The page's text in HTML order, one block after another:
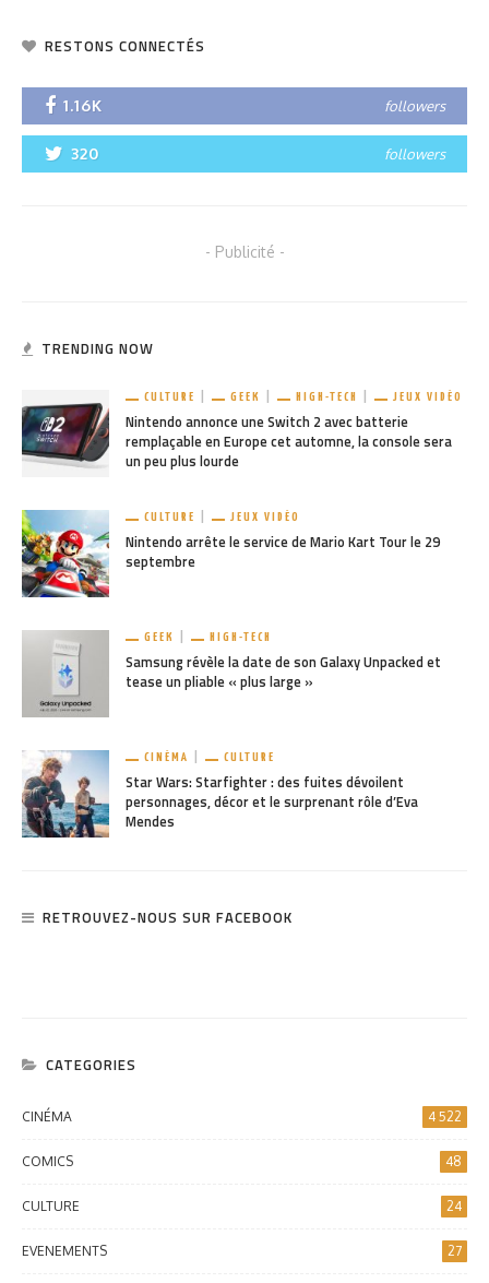
RESTONS CONNECTÉS
1.16K followers
320 followers
- Publicité -
TRENDING NOW
CULTURE GEEK HIGH-TECH JEUX VIDÉO
Nintendo annonce une Switch 2 avec batterie
remplaçable en Europe cet automne, la console sera
un peu plus lourde
CULTURE JEUX VIDÉO
Nintendo arrête le service de Mario Kart Tour le 29
septembre
GEEK HIGH-TECH
Samsung révèle la date de son Galaxy Unpacked et
tease un pliable « plus large »
CINÉMA CULTURE
Star Wars: Starfighter : des fuites dévoilent
personnages, décor et le surprenant rôle d’Eva
Mendes
RETROUVEZ-NOUS SUR FACEBOOK
CATEGORIES
CINÉMA 4 522
COMICS 48
CULTURE 24
EVENEMENTS 27